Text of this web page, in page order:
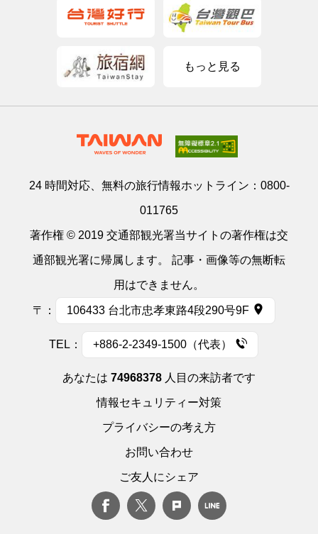
もっと見る
24 時間対応、無料の旅行情報ホットライン： 0800-
011765
著作権 © 2019 交通部観光署当サイトの著作権は交
通部観光署に帰属します。 記事・画像等の無断転
用はできません。
〒： 106433 台北市忠孝東路4段290号9F
TEL： +886-2-2349-1500（代表）
あなたは 74968378 人目の来訪者です
情報セキュリティー対策
プライバシーの考え方
お問い合わせ
ご友人にシェア